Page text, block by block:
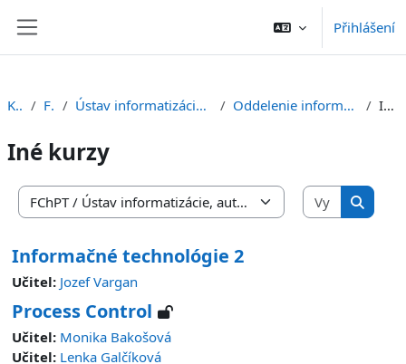
Přihlášení
Kurzy FChPT Ústav informatizácie, automatizácie a matematiky Oddelenie informatizácie a riadenia procesov Iné kurzy
Iné kurzy
Kategorie kurzů
Vyhledat
Informačné technológie 2
Učitel: Jozef Vargan
Process Control
Učitel: Monika Bakošová
Učitel: Lenka Galčíková